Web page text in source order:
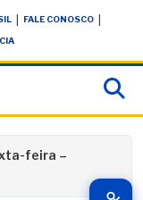
FALE CONOSCO
feira –